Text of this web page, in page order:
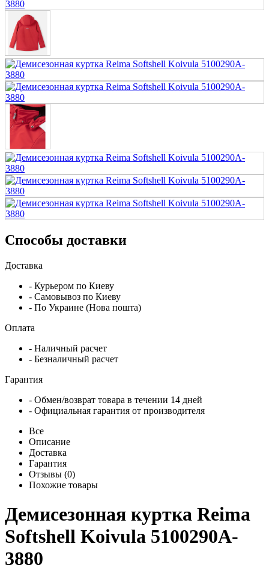
Способы доставки
Доставка
- Курьером по Киеву
- Самовывоз по Киеву
- По Украине (Нова пошта)
Оплата
- Наличный расчет
- Безналичный расчет
Гарантия
- Обмен/возврат товара в течении 14 дней
- Официальная гарантия от производителя
Все
Описание
Доставка
Гарантия
Отзывы (0)
Похожие товары
Демисезонная куртка Reima
Softshell Koivula 5100290A-
3880